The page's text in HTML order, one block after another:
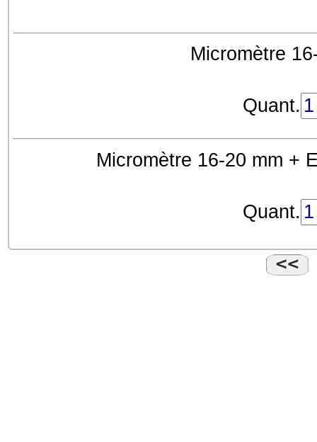
Micromètre
Quant.
Micromètre 16-20 mm +
Quant.